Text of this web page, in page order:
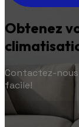
Obtenez
Contactez-
facile!